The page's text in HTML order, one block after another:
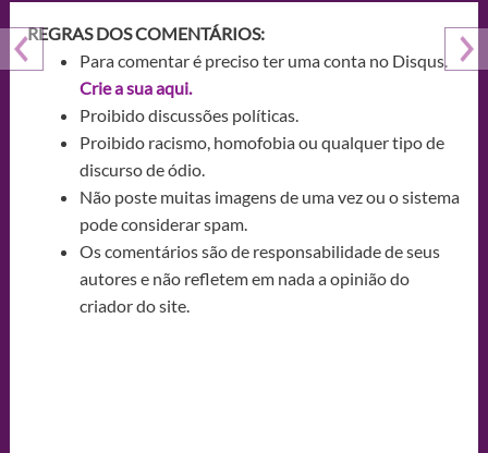
REGRAS DOS COMENTÁRIOS:
Para comentar é preciso ter uma conta no Disqus.
Crie a sua aqui.
Proibido discussões políticas.
Proibido racismo, homofobia ou qualquer tipo de
discurso de ódio.
Não poste muitas imagens de uma vez ou o sistema
pode considerar spam.
Os comentários são de responsabilidade de seus
autores e não refletem em nada a opinião do
criador do site.